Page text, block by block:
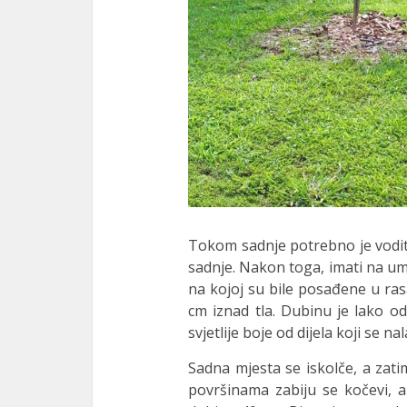
Tokom sadnje potrebno je
sadnje. Nakon toga, imati na
na kojoj su bile posađene u
cm iznad tla. Dubinu je lako
svjetlije boje od dijela koji se
Sadna mjesta se iskolče, a
površinama zabiju se kočevi,